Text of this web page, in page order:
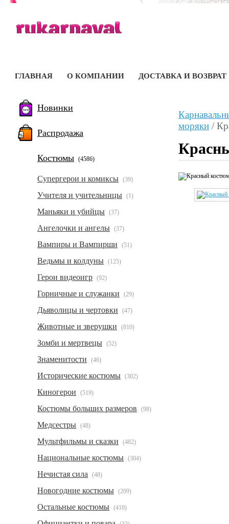
ГЛАВНАЯ О КОМПАНИИ ДОСТАВКА И ВОЗВРАТ
Новинки
Распродажа
Костюмы (4586)
Супергерои и комиксы (39)
Учителя и учительницы (1)
Маньяки и убийцы (37)
Ангелочки и ангелы (37)
Вампиры и Вампирши (51)
Ведьмы и колдуны (125)
Герои видеоигр (92)
Горничные и служанки (29)
Дьяволицы и чертовки (47)
Животные и зверушки (810)
Зомби и мертвецы (52)
Знаменитости (46)
Исторические костюмы (302)
Киногерои (519)
Костюмы больших размеров (98)
Медсестры (48)
Мультфильмы и сказки (482)
Национальные костюмы (304)
Нечистая сила (48)
Новогодние костюмы (209)
Остальные костюмы (410)
моряки /